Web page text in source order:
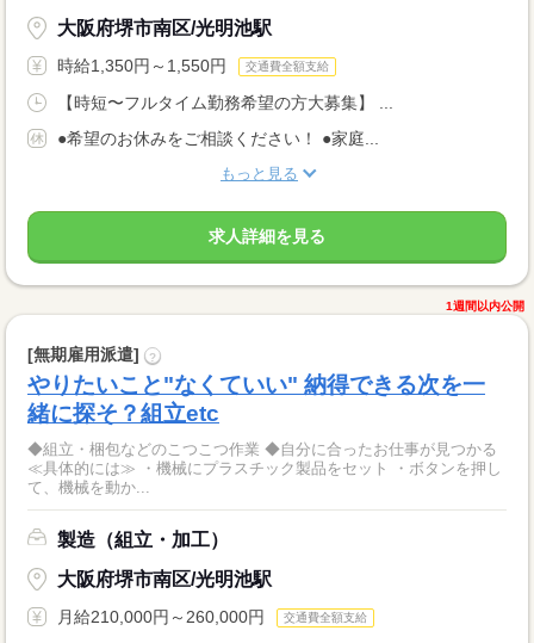
大阪府堺市南区/光明池駅
時給1,350円～1,550円 交通費全額支給
【時短〜フルタイム勤務希望の方大募集】 ...
●希望のお休みをご相談ください！ ●家庭...
もっと見る
求人詳細を見る
1週間以内公開
[無期雇用派遣] ?
やりたいこと"なくていい" 納得できる次を一
緒に探そ？組立etc
◆組立・梱包などのこつこつ作業 ◆自分に合ったお仕事が見つかる
≪具体的には≫ ・機械にプラスチック製品をセット ・ボタンを押し
て、機械を動か...
製造（組立・加工）
大阪府堺市南区/光明池駅
月給210,000円～260,000円 交通費全額支給